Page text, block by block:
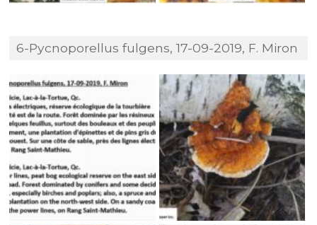
6-Pycnoporellus fulgens, 17-09-2019, F. Miron